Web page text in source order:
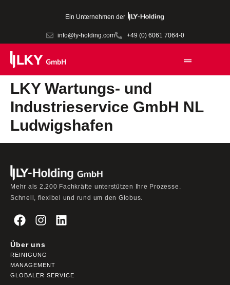
Ein Unternehmen der
info@ly-holding.com +49 (0) 6061 7064-0
LKY Wartungs- und
Industrieservice GmbH NL
Ludwigshafen
Mehr als 2.200 Fachkräfte unterstützen Ihre Prozesse.
Schnell, flexibel und rund um den Globus.
Über uns
REINIGUNG
MANAGEMENT
GLOBALER SERVICE